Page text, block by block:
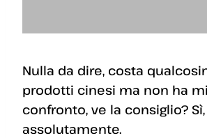
Nulla da dire, costa
prodotti cinesi ma non ha
confronto, ve la consiglio? Sì,
assolutamente.